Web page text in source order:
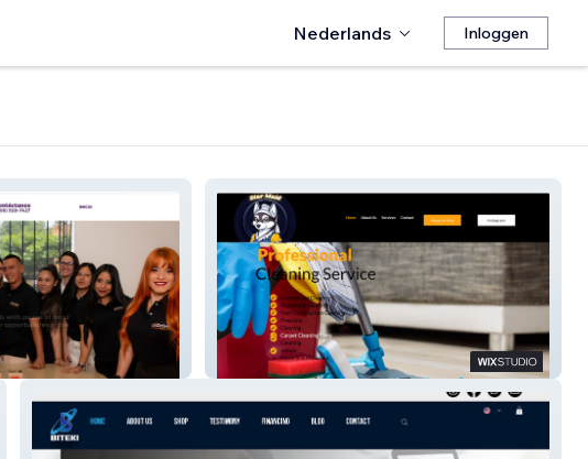
Nederlands Inloggen
Star Maid Services